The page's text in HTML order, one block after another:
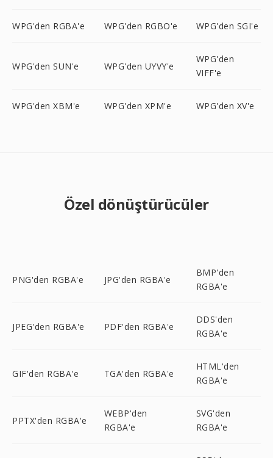
WPG'den RGBA'e WPG'den RGBO'e WPG'den SGI'e
WPG'den SUN'e WPG'den UYVY'e
WPG'den
VIFF'e
WPG'den XBM'e WPG'den XPM'e WPG'den XV'e
Özel dönüştürücüler
PNG'den RGBA'e JPG'den RGBA'e
BMP'den
RGBA'e
JPEG'den RGBA'e PDF'den RGBA'e
DDS'den
RGBA'e
GIF'den RGBA'e TGA'den RGBA'e
HTML'den
RGBA'e
PPTX'den RGBA'e
WEBP'den
RGBA'e
SVG'den
RGBA'e